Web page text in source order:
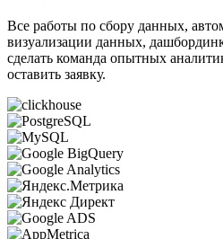
Все работы по сбору данных,
визуализации данных,
сделать команда опытных
оставить заявку.